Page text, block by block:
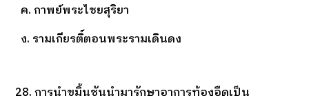
ค. กาพย์พระไชยสุริยา
ง. รามเกียรติ์ตอนพระรามเดินดง
28. การนำขมิ้นชันนำมารักษาอาการท้องอืดเป็น